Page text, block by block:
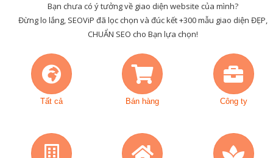
Bạn chưa có ý tưởng về giao diện website của mình?
Đừng lo lắng, SEOViP đã lọc chọn và đúc kết +300 mẫu giao diện ĐẸP,
CHUẨN SEO cho Bạn lựa chọn!
Tất cả Bán hàng Công ty